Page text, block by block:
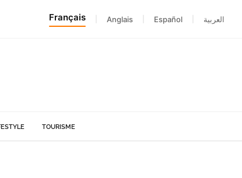
Français Anglais Español العربية
TOURISME